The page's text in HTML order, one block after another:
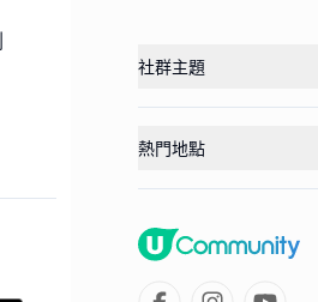
社群主題
熱門地點